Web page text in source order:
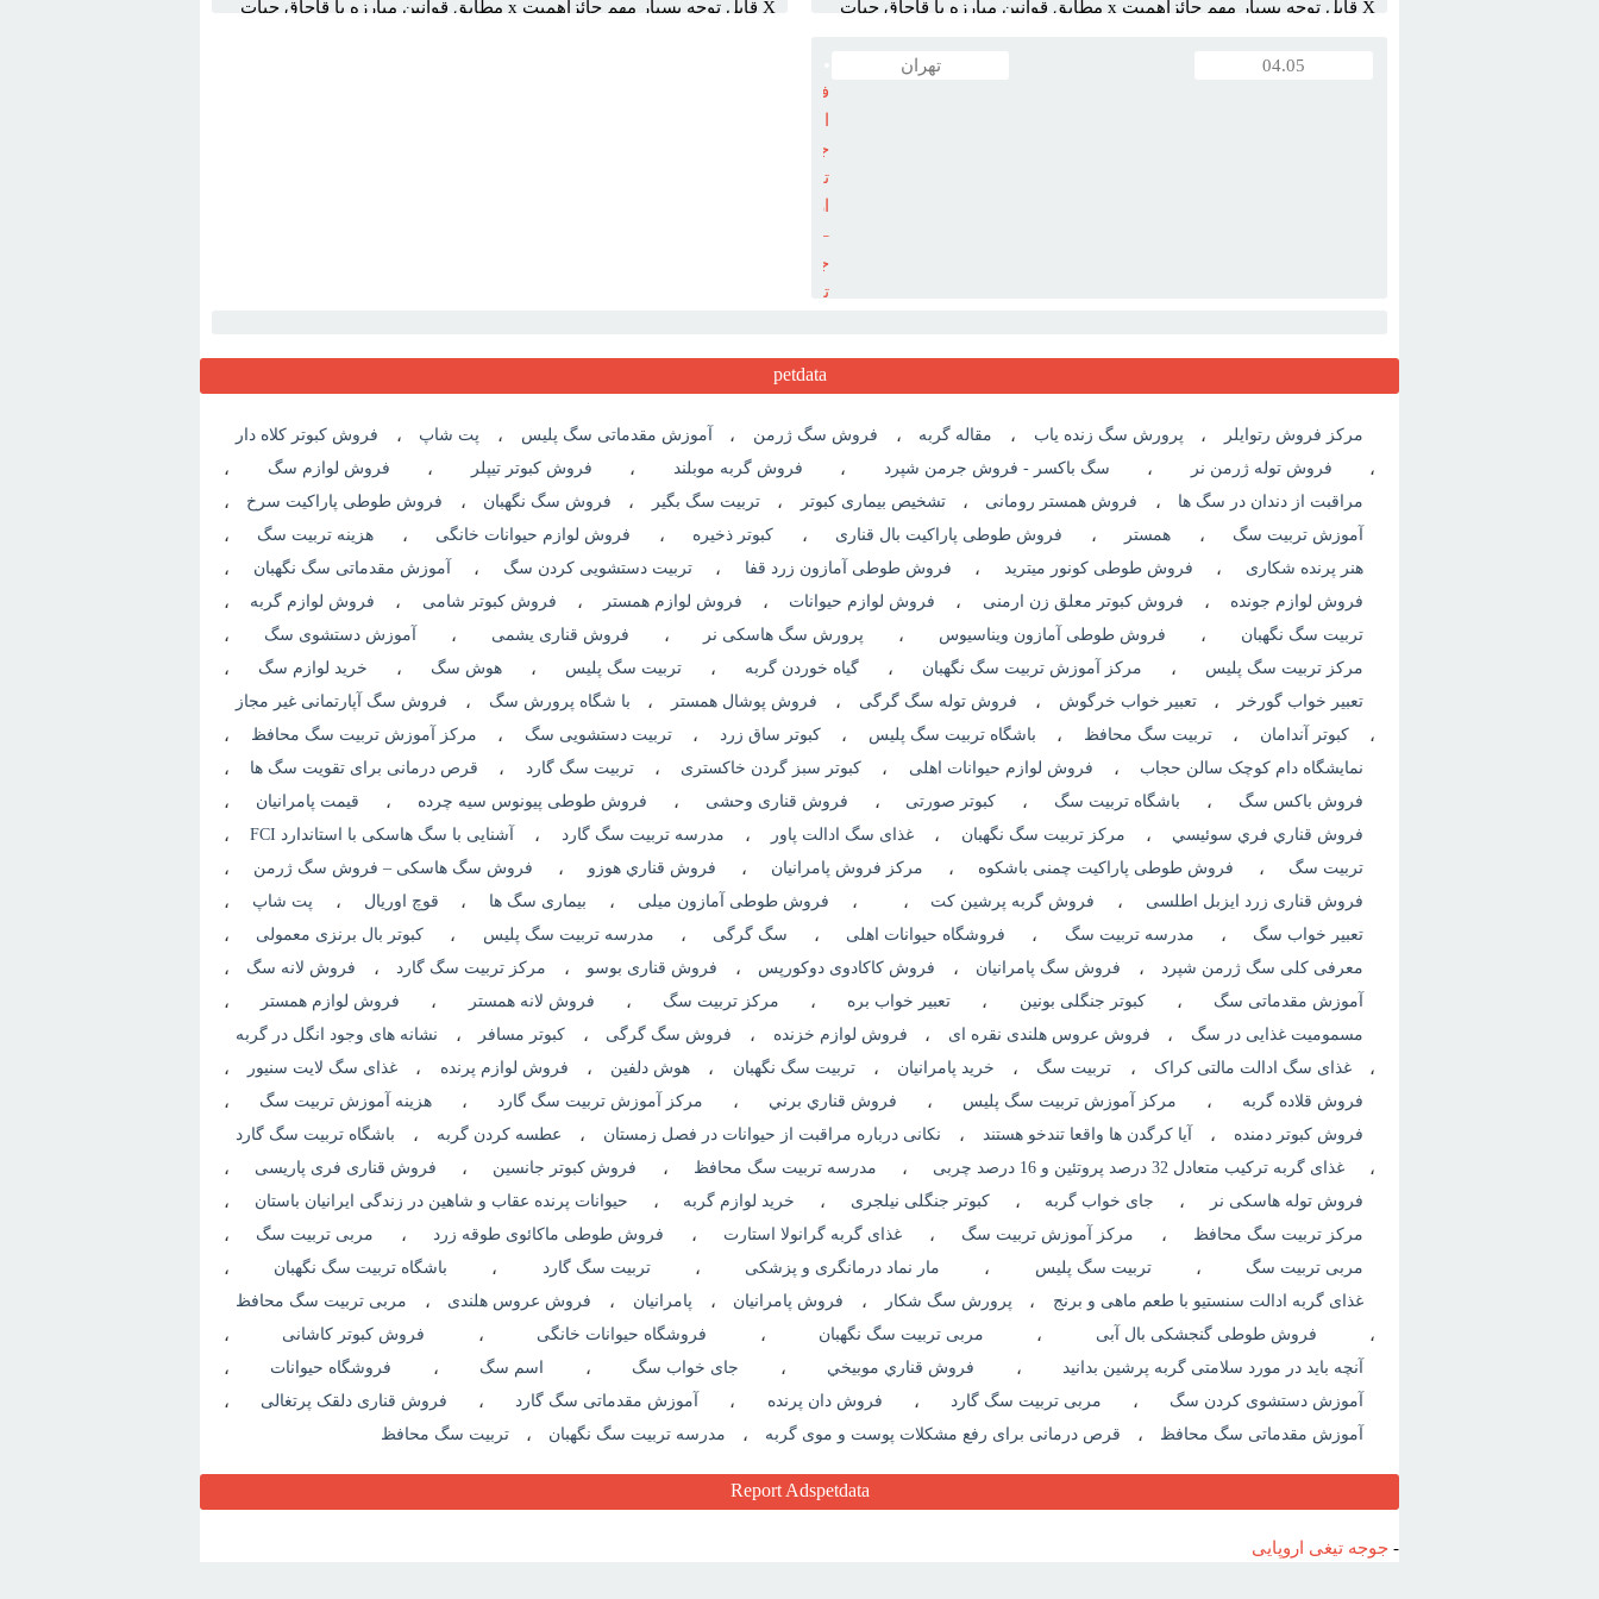
X قابل توجه بسيار مهم حائزاهميت x مطابق قوانين مبارزه با قاجاق حيات
X قابل توجه بسيار مهم حائزاهميت x مطابق قوانين مبارزه با قاجاق حيات
04.05
تهران
فروش
جوجه
تيغي
اروپايي
–
جوجه
تيغي
جوجه
گوش
–
petdata
مرکز فروش رتوایلر ، پرورش سگ زنده یاب ، مقاله گربه ، فروش سگ ژرمن ، آموزش مقدماتی سگ پلیس ، پت شاپ ، فروش کبوتر کلاه دار
، فروش توله ژرمن نر ، سگ باكسر - فروش جرمن شپرد ، فروش گربه موبلند ، فروش کبوتر تیپلر ، فروش لوازم سگ ،
مراقبت از دندان در سگ ها ، فروش همستر رومانی ، تشخیص بیماری کبوتر ، تربیت سگ بگیر ، فروش سگ نگهبان ، فروش طوطی پاراکیت سرخ ،
آموزش تربیت سگ ، همستر ، فروش طوطی پاراکیت بال قناری ، کبوتر ذخیره ، فروش لوازم حیوانات خانگی ، هزینه تربیت سگ ،
هنر پرنده شکاری ، فروش طوطی کونور میترید ، فروش طوطی آمازون زرد قفا ، تربیت دستشویی کردن سگ ، آموزش مقدماتی سگ نگهبان ،
فروش لوازم جونده ، فروش کبوتر معلق زن ارمنی ، فروش لوازم حیوانات ، فروش لوازم همستر ، فروش کبوتر شامی ، فروش لوازم گربه ،
تربیت سگ نگهبان ، فروش طوطی آمازون ویناسیوس ، پرورش سگ هاسکی نر ، فروش قناری یشمی ، آموزش دستشوی سگ ،
مرکز تربیت سگ پلیس ، مرکز آموزش تربیت سگ نگهبان ، گیاه خوردن گربه ، تربیت سگ پلیس ، هوش سگ ، خرید لوازم سگ ،
تعبیر خواب گورخر ، تعبیر خواب خرگوش ، فروش توله سگ گرگی ، فروش پوشال همستر ، با شگاه پرورش سگ ، فروش سگ آپارتمانی غیر مجاز
، کبوتر آندامان ، تربیت سگ محافظ ، باشگاه تربیت سگ پلیس ، کبوتر ساق زرد ، تربیت دستشویی سگ ، مرکز آموزش تربیت سگ محافظ ،
نمایشگاه دام کوچک سالن حجاب ، فروش لوازم حیوانات اهلی ، کبوتر سبز گردن خاکستری ، تربیت سگ گارد ، قرص درمانی برای تقویت سگ ها ،
فروش باکس سگ ، باشگاه تربیت سگ ، کبوتر صورتی ، فروش قناری وحشی ، فروش طوطی پیونوس سیه چرده ، قیمت پامرانیان ،
فروش قناري فري سوئيسي ، مرکز تربیت سگ نگهبان ، غذای سگ ادالت پاور ، مدرسه تربیت سگ گارد ، آشنایی با سگ هاسکی با استاندارد FCI ،
تربیت سگ ، فروش طوطی پاراکیت چمنی باشکوه ، مرکز فروش پامرانیان ، فروش قناري هوزو ، فروش سگ هاسکی – فروش سگ ژرمن ،
فروش قناری زرد ایزبل اطلسی ، فروش گربه پرشین کت ، ، فروش طوطی آمازون میلی ، بیماری سگ ها ، قوچ اوریال ، پت شاپ ،
تعبیر خواب سگ ، مدرسه تربیت سگ ، فروشگاه حیوانات اهلی ، سگ گرگی ، مدرسه تربیت سگ پلیس ، کبوتر بال برنزی معمولی ،
معرفی کلی سگ ژرمن شپرد ، فروش سگ پامرانیان ، فروش کاکادوی دوکورپس ، فروش قناری بوسو ، مرکز تربیت سگ گارد ، فروش لانه سگ ،
آموزش مقدماتی سگ ، کبوتر جنگلی بونین ، تعبیر خواب بره ، مرکز تربیت سگ ، فروش لانه همستر ، فروش لوازم همستر ،
مسمومیت غذایی در سگ ، فروش عروس هلندی نقره ای ، فروش لوازم خزنده ، فروش سگ گرگی ، کبوتر مسافر ، نشانه های وجود انگل در گربه
، غذای سگ ادالت مالتی کراک ، تربیت سگ ، خرید پامرانیان ، تربیت سگ نگهبان ، هوش دلفین ، فروش لوازم پرنده ، غذای سگ لایت سنیور ،
فروش قلاده گربه ، مرکز آموزش تربیت سگ پلیس ، فروش قناري برني ، مرکز آموزش تربیت سگ گارد ، هزینه آموزش تربیت سگ ،
فروش کبوتر دمنده ، آیا کرگدن ها واقعا تندخو هستند ، نکانی درباره مراقبت از حیوانات در فصل زمستان ، عطسه کردن گربه ، باشگاه تربیت سگ گارد
، غذای گربه ترکیب متعادل 32 درصد پروتئین و 16 درصد چربی ، مدرسه تربیت سگ محافظ ، فروش کبوتر جانسین ، فروش قناری فری پاریسی ،
فروش توله هاسکی نر ، جای خواب گربه ، کبوتر جنگلی نیلجری ، خرید لوازم گربه ، حیوانات پرنده عقاب و شاهین در زندگی ایرانیان باستان ،
مرکز تربیت سگ محافظ ، مرکز آموزش تربیت سگ ، غذای گربه گرانولا استارت ، فروش طوطی ماکائوی طوقه زرد ، مربی تربیت سگ ،
مربی تربیت سگ ، تربیت سگ پلیس ، مار نماد درمانگری و پزشکی ، تربیت سگ گارد ، باشگاه تربیت سگ نگهبان ،
غذای گربه ادالت سنستیو با طعم ماهی و برنج ، پرورش سگ شکار ، فروش پامرانیان ، پامرانیان ، فروش عروس هلندی ، مربی تربیت سگ محافظ
، فروش طوطی گنجشکی بال آبی ، مربی تربیت سگ نگهبان ، فروشگاه حیوانات خانگی ، فروش کبوتر کاشانی ،
آنچه باید در مورد سلامتی گربه پرشین بدانید ، فروش قناري موبيخي ، جای خواب سگ ، اسم سگ ، فروشگاه حیوانات ،
آموزش دستشوی کردن سگ ، مربی تربیت سگ گارد ، فروش دان پرنده ، آموزش مقدماتی سگ گارد ، فروش قناری دلقک پرتغالی ،
آموزش مقدماتی سگ محافظ ، قرص درمانی برای رفع مشکلات پوست و موی گربه ، مدرسه تربیت سگ نگهبان ، تربیت سگ محافظ
Report Adspetdata
- جوجه تیغی اروپایی